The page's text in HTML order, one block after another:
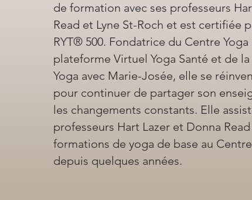
de formation avec ses professeurs
Read et Lyne St-Roch et est certifiée
RYT® 500. Fondatrice du Centre Yoga
plateforme Virtuel Yoga Santé et de la
Yoga avec Marie-Josée, elle se
pour continuer de partager son
les changements constants. Elle
professeurs Hart Lazer et Donna
formations de yoga de base au
depuis quelques années.